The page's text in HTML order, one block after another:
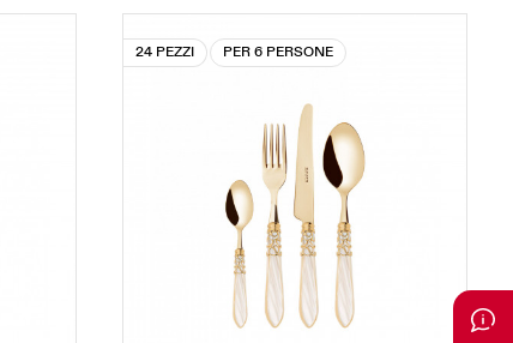
24 PEZZI PER 6 PERSONE